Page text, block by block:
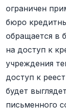
ограничен
бюро
обращается в
на доступ к
учреждения
доступ к
будет
письменного